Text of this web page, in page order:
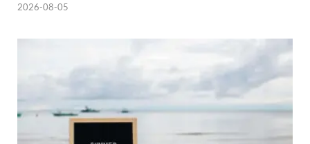
2026-08-05